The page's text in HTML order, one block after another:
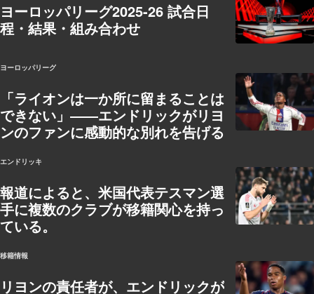
ヨーロッパリーグ2025-26 試合日
程・結果・組み合わせ
ヨーロッパリーグ
「ライオンは一か所に留まることは
できない」――エンドリックがリヨ
ンのファンに感動的な別れを告げる
エンドリッキ
報道によると、米国代表テスマン選
手に複数のクラブが移籍関心を持っ
ている。
移籍情報
リヨンの責任者が、エンドリックが